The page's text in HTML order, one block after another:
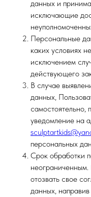
данных и
исключающие
Персональные
каких условиях
исключением
действующего
В случае
данных,
самостоятельно,
уведомление на
персональных
Срок обработки
отозвать свое
данных,